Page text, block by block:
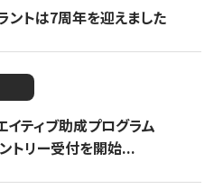
ントは7周年を迎えました
ティブ助成プログラム
トリー受付を開始...